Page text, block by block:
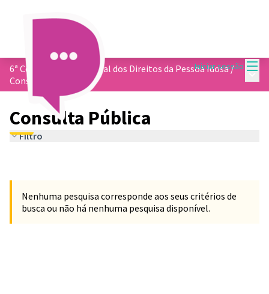
Iniciar sessão
6ª Conferência Municipal dos Direitos da Pessoa Idosa/
Consulta Pública
Consulta Pública
Filtro
Nenhuma pesquisa corresponde aos seus critérios de
busca ou não há nenhuma pesquisa disponível.